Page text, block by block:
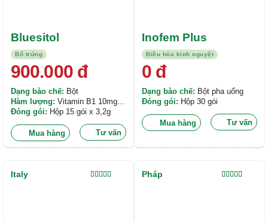
Bổ trứng
Bluesitol
900.000đ
Dạng bào chế: Bột
Hàm lượng: Vitamin B1 10mg,
Vitamin B2 5mg, Vitamin B6 10
Đóng gói: Hộp 15 gói x 3,2g
Mua hàng Tư vấn
Điều hòa kinh nguyệt
Inofem Plus
0 đ
Dạng bào chế: Bột pha uống
Đóng gói: Hộp 30 gói
Mua hàng Tư vấn
Italy Pháp